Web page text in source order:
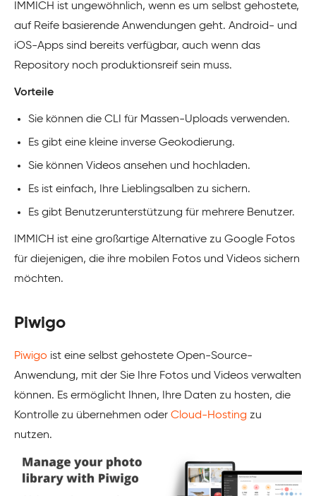
IMMICH ist ungewöhnlich, wenn es um selbst gehostete,
auf Reife basierende Anwendungen geht. Android- und
iOS-Apps sind bereits verfügbar, auch wenn das
Repository noch produktionsreif sein muss.
Vorteile
Sie können die CLI für Massen-Uploads verwenden.
Es gibt eine kleine inverse Geokodierung.
Sie können Videos ansehen und hochladen.
Es ist einfach, Ihre Lieblingsalben zu sichern.
Es gibt Benutzerunterstützung für mehrere Benutzer.
IMMICH ist eine großartige Alternative zu Google Fotos
für diejenigen, die ihre mobilen Fotos und Videos sichern
möchten.
Piwigo
Piwigo ist eine selbst gehostete Open-Source-
Anwendung, mit der Sie Ihre Fotos und Videos verwalten
können. Es ermöglicht Ihnen, Ihre Daten zu hosten, die
Kontrolle zu übernehmen oder Cloud-Hosting zu
nutzen.